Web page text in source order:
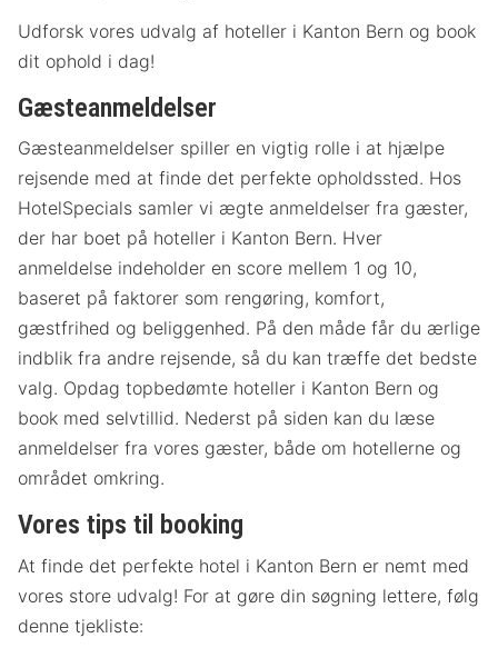
Udforsk vores udvalg af hoteller i Kanton Bern og book
dit ophold i dag!
Gæsteanmeldelser
Gæsteanmeldelser spiller en vigtig rolle i at hjælpe
rejsende med at finde det perfekte opholdssted. Hos
HotelSpecials samler vi ægte anmeldelser fra gæster,
der har boet på hoteller i Kanton Bern. Hver
anmeldelse indeholder en score mellem 1 og 10,
baseret på faktorer som rengøring, komfort,
gæstfrihed og beliggenhed. På den måde får du ærlige
indblik fra andre rejsende, så du kan træffe det bedste
valg. Opdag topbedømte hoteller i Kanton Bern og
book med selvtillid. Nederst på siden kan du læse
anmeldelser fra vores gæster, både om hotellerne og
området omkring.
Vores tips til booking
At finde det perfekte hotel i Kanton Bern er nemt med
vores store udvalg! For at gøre din søgning lettere, følg
denne tjekliste: